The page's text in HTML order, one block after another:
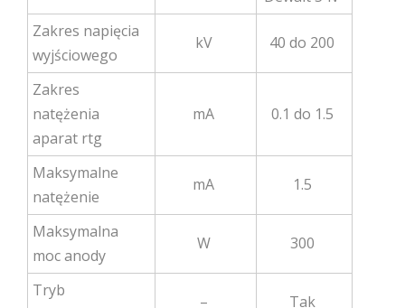
Zakres napięcia
wyjściowego
kV 40 do 200
Zakres
natężenia
aparat rtg
mA 0.1 do 1.5
Maksymalne
natężenie
mA 1.5
Maksymalna
moc anody
W 300
Tryb
– Tak